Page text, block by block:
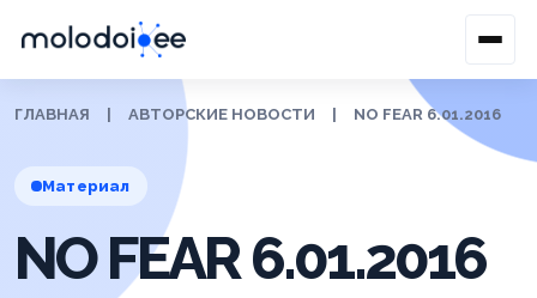
ГЛАВНАЯ АВТОРСКИЕ НОВОСТИ NO FEAR 6.01.2016
Материал
NO FEAR 6.01.2016